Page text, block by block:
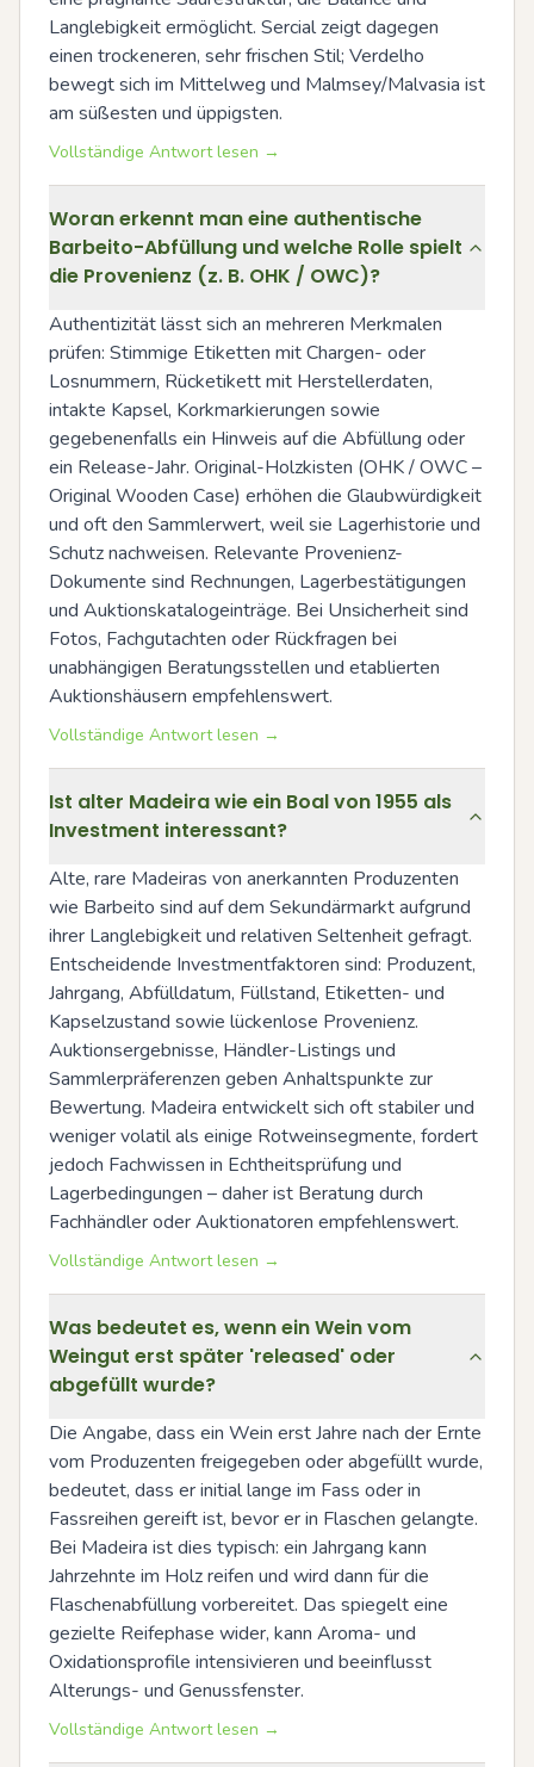
Langlebigkeit ermöglicht. Sercial zeigt dagegen
einen trockeneren, sehr frischen Stil; Verdelho
bewegt sich im Mittelweg und Malmsey/Malvasia ist
am süßesten und üppigsten.
Vollständige Antwort lesen →
Woran erkennt man eine authentische
Barbeito-Abfüllung und welche Rolle spielt
die Provenienz (z. B. OHK / OWC)?
Authentizität lässt sich an mehreren Merkmalen
prüfen: Stimmige Etiketten mit Chargen- oder
Losnummern, Rücketikett mit Herstellerdaten,
intakte Kapsel, Korkmarkierungen sowie
gegebenenfalls ein Hinweis auf die Abfüllung oder
ein Release-Jahr. Original-Holzkisten (OHK / OWC –
Original Wooden Case) erhöhen die Glaubwürdigkeit
und oft den Sammlerwert, weil sie Lagerhistorie und
Schutz nachweisen. Relevante Provenienz-
Dokumente sind Rechnungen, Lagerbestätigungen
und Auktionskatalogeinträge. Bei Unsicherheit sind
Fotos, Fachgutachten oder Rückfragen bei
unabhängigen Beratungsstellen und etablierten
Auktionshäusern empfehlenswert.
Vollständige Antwort lesen →
Ist alter Madeira wie ein Boal von 1955 als
Investment interessant?
Alte, rare Madeiras von anerkannten Produzenten
wie Barbeito sind auf dem Sekundärmarkt aufgrund
ihrer Langlebigkeit und relativen Seltenheit gefragt.
Entscheidende Investmentfaktoren sind: Produzent,
Jahrgang, Abfülldatum, Füllstand, Etiketten- und
Kapselzustand sowie lückenlose Provenienz.
Auktionsergebnisse, Händler-Listings und
Sammlerpräferenzen geben Anhaltspunkte zur
Bewertung. Madeira entwickelt sich oft stabiler und
weniger volatil als einige Rotweinsegmente, fordert
jedoch Fachwissen in Echtheitsprüfung und
Lagerbedingungen – daher ist Beratung durch
Fachhändler oder Auktionatoren empfehlenswert.
Vollständige Antwort lesen →
Was bedeutet es, wenn ein Wein vom
Weingut erst später 'released' oder
abgefüllt wurde?
Die Angabe, dass ein Wein erst Jahre nach der Ernte
vom Produzenten freigegeben oder abgefüllt wurde,
bedeutet, dass er initial lange im Fass oder in
Fassreihen gereift ist, bevor er in Flaschen gelangte.
Bei Madeira ist dies typisch: ein Jahrgang kann
Jahrzehnte im Holz reifen und wird dann für die
Flaschenabfüllung vorbereitet. Das spiegelt eine
gezielte Reifephase wider, kann Aroma- und
Oxidationsprofile intensivieren und beeinflusst
Alterungs- und Genussfenster.
Vollständige Antwort lesen →